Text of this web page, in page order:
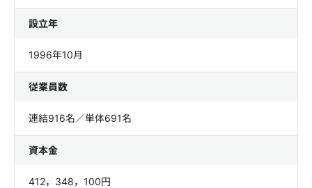
設立年
1996年10月
従業員数
連結916名／単体691名
資本金
412，348，100円